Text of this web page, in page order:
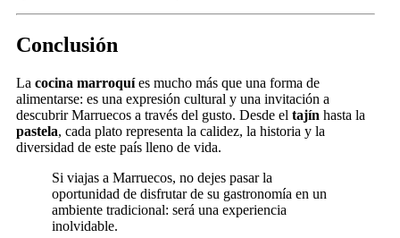
Conclusión
La cocina marroquíes mucho más que una forma de
alimentarse: es una expresión cultural y una invitación a
descubrir Marruecos a través del gusto. Desde el tajín hasta la
pastela, cada plato representa la calidez, la historia y la
diversidad de este país lleno de vida.
Si viajas a Marruecos, no dejes pasar la
oportunidad de disfrutar de su gastronomía en un
ambiente tradicional: será una experiencia
inolvidable.